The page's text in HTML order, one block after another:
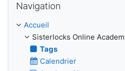
Navigation
Accueil
Sisterlocks Online
Tags
Calendrier